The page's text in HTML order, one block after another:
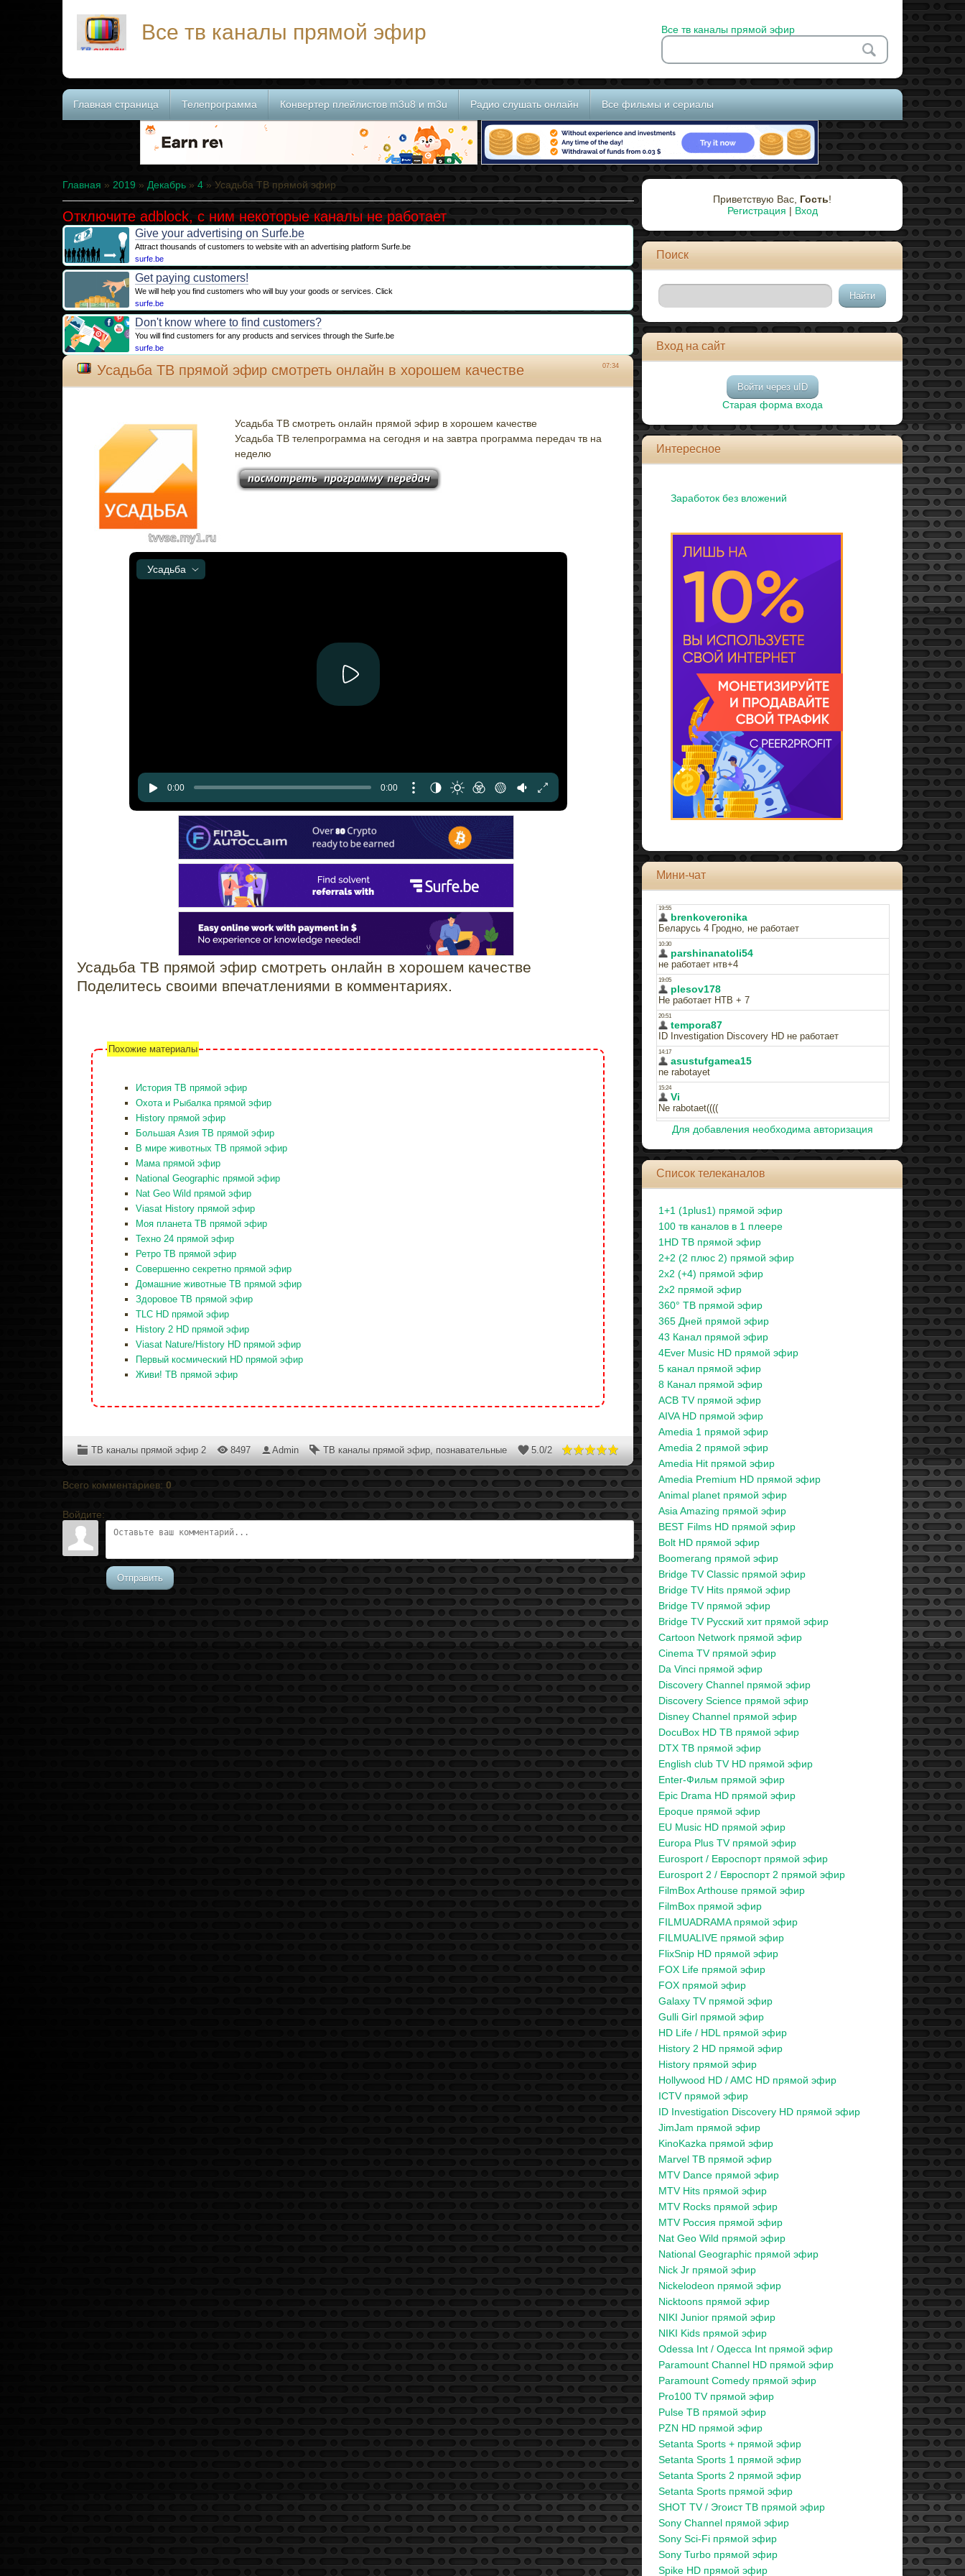
Все тв каналы прямой эфир Все тв каналы прямой эфир
Главная страница Телепрограмма Конвертер плейлистов m3u8 и m3u Радио слушать онлайн Все фильмы и сериалы
Главная » 2019 » Декабрь » 4 » Усадьба ТВ прямой эфир
Отключите adblock, с ним некоторые каналы не работает
Give your advertising on Surfe.be
Attract thousands of customers to website with an advertising platform Surfe.be
surfe.be
Get paying customers!
We will help you find customers who will buy your goods or services. Click
surfe.be
Don't know where to find customers?
You will find customers for any products and services through the Surfe.be
surfe.be
07:34
Усадьба ТВ прямой эфир смотреть онлайн в хорошем качестве
Усадьба ТВ смотреть онлайн прямой эфир в хорошем качестве
Усадьба ТВ телепрограмма на сегодня и на завтра программа передач тв на
неделю
Усадьба ТВ прямой эфир смотреть онлайн в хорошем качестве
Поделитесь своими впечатлениями в комментариях.
Похожие материалы
История ТВ прямой эфир
Охота и Рыбалка прямой эфир
History прямой эфир
Большая Азия ТВ прямой эфир
В мире животных ТВ прямой эфир
Мама прямой эфир
National Geographic прямой эфир
Nat Geo Wild прямой эфир
Viasat History прямой эфир
Моя планета ТВ прямой эфир
Техно 24 прямой эфир
Ретро ТВ прямой эфир
Совершенно секретно прямой эфир
Домашние животные ТВ прямой эфир
Здоровое ТВ прямой эфир
TLC HD прямой эфир
History 2 HD прямой эфир
Viasat Nature/History HD прямой эфир
Первый космический HD прямой эфир
Живи! ТВ прямой эфир
ТВ каналы прямой эфир 2 8497 Admin ТВ каналы прямой эфир, познавательные 5.0/2
Всего комментариев: 0
Войдите:
Отправить
Приветствую Вас Гость!
Регистрация | Вход
Поиск
Вход на сайт
Войти через uID
Старая форма входа
Интересное
Заработок без вложений
Мини-чат
Для добавления необходима авторизация
Список телеканалов
1+1 (1plus1) прямой эфир
100 тв каналов в 1 плеере
1HD ТВ прямой эфир
2+2 (2 плюс 2) прямой эфир
2x2 (+4) прямой эфир
2x2 прямой эфир
360° ТВ прямой эфир
365 Дней прямой эфир
43 Канал прямой эфир
4Ever Music HD прямой эфир
5 канал прямой эфир
8 Канал прямой эфир
ACB TV прямой эфир
AIVA HD прямой эфир
Amedia 1 прямой эфир
Amedia 2 прямой эфир
Amedia Hit прямой эфир
Amedia Premium HD прямой эфир
Animal planet прямой эфир
Asia Amazing прямой эфир
BEST Films HD прямой эфир
Bolt HD прямой эфир
Boomerang прямой эфир
Bridge TV Classic прямой эфир
Bridge TV Hits прямой эфир
Bridge TV прямой эфир
Bridge TV Русский хит прямой эфир
Cartoon Network прямой эфир
Cinema TV прямой эфир
Da Vinci прямой эфир
Discovery Channel прямой эфир
Discovery Science прямой эфир
Disney Channel прямой эфир
DocuBox HD ТВ прямой эфир
DTX ТВ прямой эфир
English club TV HD прямой эфир
Enter-Фильм прямой эфир
Epic Drama HD прямой эфир
Epoque прямой эфир
EU Music HD прямой эфир
Europa Plus TV прямой эфир
Eurosport / Евроспорт прямой эфир
Eurosport 2 / Евроспорт 2 прямой эфир
FilmBox Arthouse прямой эфир
FilmBox прямой эфир
FILMUADRAMA прямой эфир
FILMUALIVE прямой эфир
FlixSnip HD прямой эфир
FOX Life прямой эфир
FOX прямой эфир
Galaxy TV прямой эфир
Gulli Girl прямой эфир
HD Life / HDL прямой эфир
History 2 HD прямой эфир
History прямой эфир
Hollywood HD / AMC HD прямой эфир
ICTV прямой эфир
ID Investigation Discovery HD прямой эфир
JimJam прямой эфир
KinoKazka прямой эфир
Marvel ТВ прямой эфир
MTV Dance прямой эфир
MTV Hits прямой эфир
MTV Rocks прямой эфир
MTV Россия прямой эфир
Nat Geo Wild прямой эфир
National Geographic прямой эфир
Nick Jr прямой эфир
Nickelodeon прямой эфир
Nicktoons прямой эфир
NIKI Junior прямой эфир
NIKI Kids прямой эфир
Odessa Int / Одесса Int прямой эфир
Paramount Channel HD прямой эфир
Paramount Comedy прямой эфир
Pro100 TV прямой эфир
Pulse ТВ прямой эфир
PZN HD прямой эфир
Setanta Sports + прямой эфир
Setanta Sports 1 прямой эфир
Setanta Sports 2 прямой эфир
Setanta Sports прямой эфир
SHOT TV / Эгоист ТВ прямой эфир
Sony Channel прямой эфир
Sony Sci-Fi прямой эфир
Sony Turbo прямой эфир
Spike HD прямой эфир